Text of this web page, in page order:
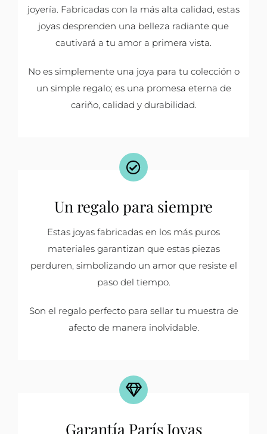
joyería. Fabricadas con la más alta calidad, estas
joyas desprenden una belleza radiante que
cautivará a tu amor a primera vista.
No es simplemente una joya para tu colección o
un simple regalo; es una promesa eterna de
cariño, calidad y durabilidad.
Un regalo para siempre
Estas joyas fabricadas en los más puros
materiales garantizan que estas piezas
perduren, simbolizando un amor que resiste el
paso del tiempo.
Son el regalo perfecto para sellar tu muestra de
afecto de manera inolvidable.
Garantía París Joyas